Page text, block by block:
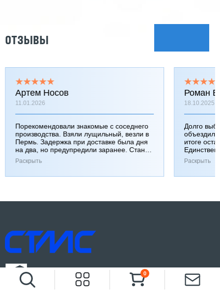
0
ОТЗЫВЫ
Артем Носов
11.01.2026
Порекомендовали знакомые с соседнего
производства. Взяли лущильный, везли в
Пермь. Задержка при доставке была дня
на два, но предупредили заранее. Станок
работает хорошо, к качеству вопросов нет.
Раскрыть
Роман
18.10.2025
Долго
итоге
Раскрыть